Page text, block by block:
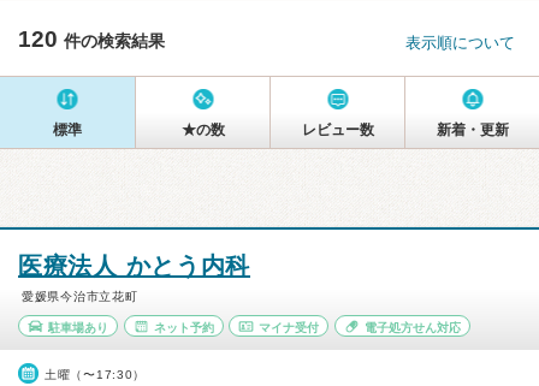
120 件の検索結果 表示順について
標準 ★の数 レビュー数 新着・更新
医療法人 かとう内科
愛媛県今治市立花町
駐車場あり ネット予約 マイナ受付 電子処方せん対応
土曜（〜17:30）